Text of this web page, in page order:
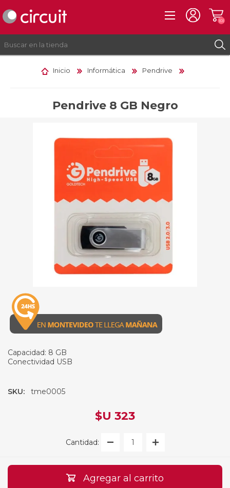
INICIAR SESIÓN
(0)
Inicio Informática Pendrive
Pendrive 8 GB Negro
Capacidad: 8 GB
Conectividad USB
SKU: tme0005
$U 323
Cantidad:
Agregar al carrito